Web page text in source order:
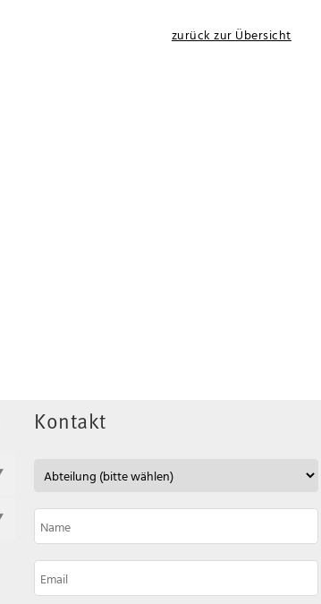
zurück zur Übersicht
Kontakt